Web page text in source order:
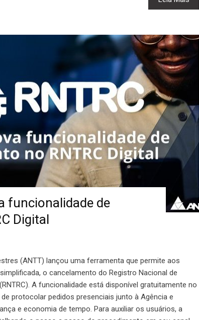
funcionalidade de
Digital
(ANTT) lançou uma ferramenta que permite aos
o cancelamento do Registro Nacional de
A funcionalidade está disponível gratuitamente no
de protocolar pedidos presenciais junto à Agência e
e economia de tempo. Para auxiliar os usuários, a